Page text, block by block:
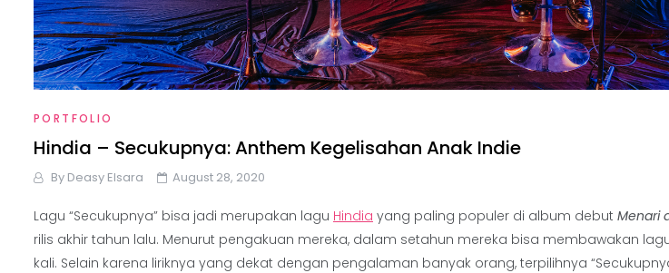
PORTFOLIO
Hindia – Secukupnya: Anthem Kegelisahan Anak Indie
By Deasy Elsara August 28, 2020
Lagu “Secukupnya” bisa jadi merupakan lagu Hindia ​ yang paling populer di album debut Menari
rilis akhir tahun lalu. Menurut pengakuan mereka, dalam setahun mereka bisa membawakan
kali. Selain karena liriknya yang dekat dengan pengalaman banyak orang, terpilihnya